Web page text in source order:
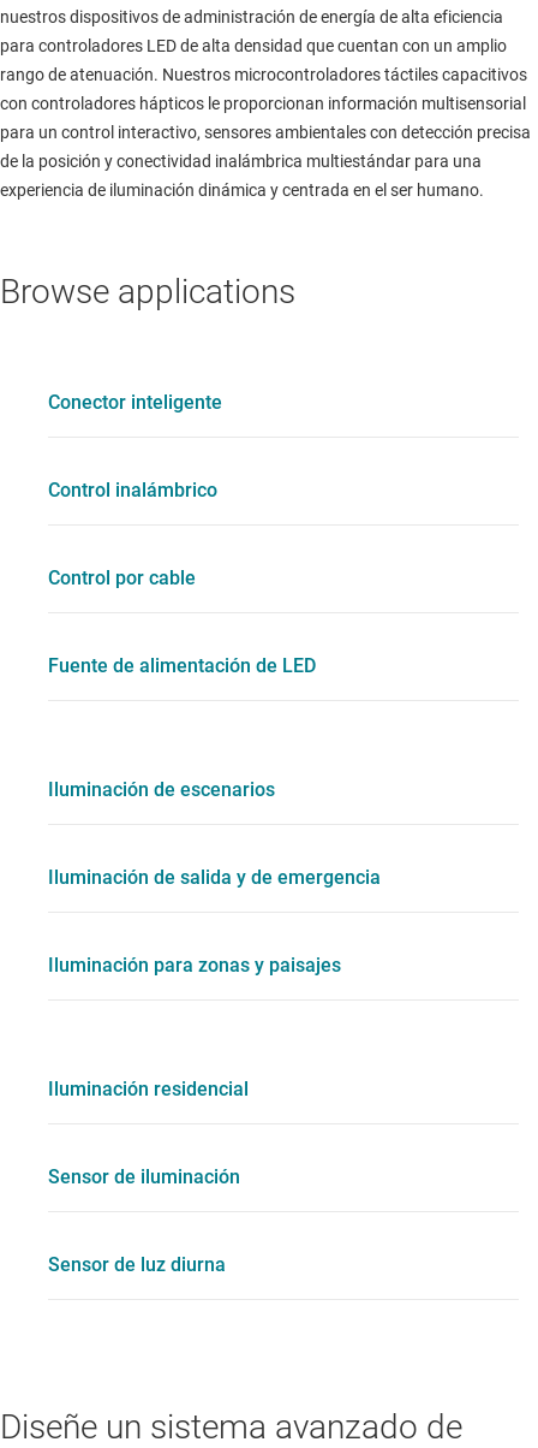
nuestros dispositivos de administración de energía de alta eficiencia
para controladores LED de alta densidad que cuentan con un amplio
rango de atenuación. Nuestros microcontroladores táctiles capacitivos
con controladores hápticos le proporcionan información multisensorial
para un control interactivo, sensores ambientales con detección precisa
de la posición y conectividad inalámbrica multiestándar para una
experiencia de iluminación dinámica y centrada en el ser humano.
Browse applications
Conector inteligente
Control inalámbrico
Control por cable
Fuente de alimentación de LED
Iluminación de escenarios
Iluminación de salida y de emergencia
Iluminación para zonas y paisajes
Iluminación residencial
Sensor de iluminación
Sensor de luz diurna
Diseñe un sistema avanzado de